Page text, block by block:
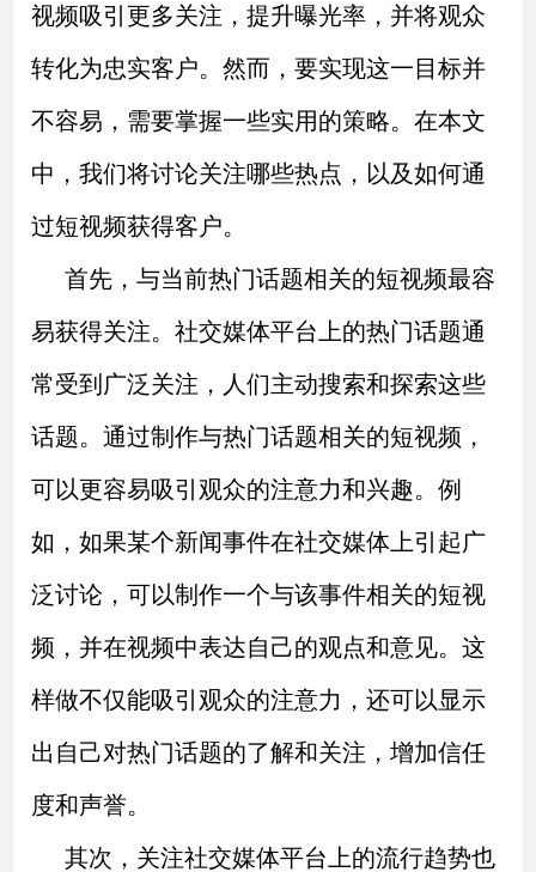
视频吸引更多关注，提升曝光率，并将观众
转化为忠实客户。然而，要实现这一目标并
不容易，需要掌握一些实用的策略。在本文
中，我们将讨论关注哪些热点，以及如何通
过短视频获得客户。
首先，与当前热门话题相关的短视频最容
易获得关注。社交媒体平台上的热门话题通
常受到广泛关注，人们主动搜索和探索这些
话题。通过制作与热门话题相关的短视频，
可以更容易吸引观众的注意力和兴趣。例
如，如果某个新闻事件在社交媒体上引起广
泛讨论，可以制作一个与该事件相关的短视
频，并在视频中表达自己的观点和意见。这
样做不仅能吸引观众的注意力，还可以显示
出自己对热门话题的了解和关注，增加信任
度和声誉。
其次，关注社交媒体平台上的流行趋势也